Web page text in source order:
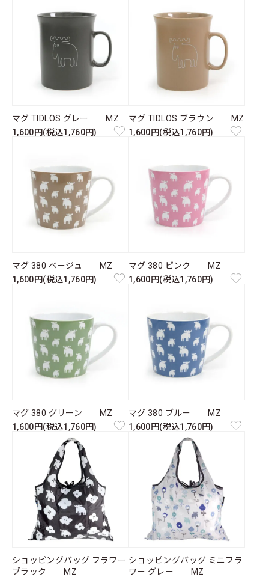
マグ TIDLÖS グレー MZ
1,600円(税込1,760円)
マグ TIDLÖS ブラウン MZ
1,600円(税込1,760円)
マグ 380 ベージュ MZ
1,600円(税込1,760円)
マグ 380 ピンク MZ
1,600円(税込1,760円)
マグ 380 グリーン MZ
1,600円(税込1,760円)
マグ 380 ブルー MZ
1,600円(税込1,760円)
ショッピングバッグ フラワー
ブラック MZ
ショッピングバッグ ミニフラ
ワー グレー MZ